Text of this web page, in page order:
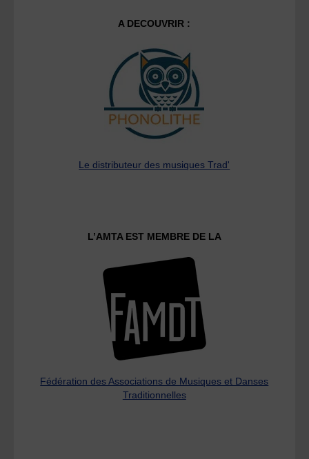
A DECOUVRIR :
Le distributeur des musiques Trad'
L’AMTA EST MEMBRE DE LA
Fédération des Associations de Musiques et Danses
Traditionnelles